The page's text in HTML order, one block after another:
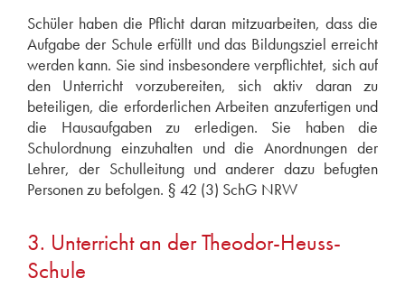
Schüler haben die Pflicht daran mitzuarbeiten, dass die
Aufgabe der Schule erfüllt und das Bildungsziel erreicht
werden kann. Sie sind insbesondere verpflichtet, sich auf
den Unterricht vorzubereiten, sich aktiv daran zu
beteiligen, die erforderlichen Arbeiten anzufertigen und
die Hausaufgaben zu erledigen. Sie haben die
Schulordnung einzuhalten und die Anordnungen der
Lehrer, der Schulleitung und anderer dazu befugten
Personen zu befolgen. § 42 (3) SchG NRW
3. Unterricht an der Theodor-Heuss-
Schule